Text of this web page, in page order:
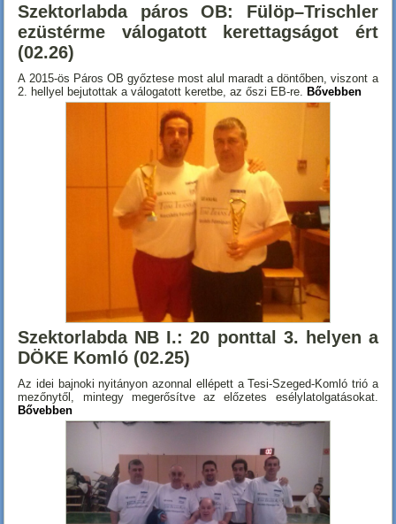
Szektorlabda páros OB: Fülöp–Trischler
ezüstérme válogatott kerettagságot ért
(02.26)
A 2015-ös Páros OB győztese most alul maradt a döntőben, viszont a
2. hellyel bejutottak a válogatott keretbe, az őszi EB-re.Bővebben
Szektorlabda NB I.: 20 ponttal 3. helyen a
DÖKE Komló (02.25)
Az idei bajnoki nyitányon azonnal ellépett a Tesi-Szeged-Komló trió a
mezőnytől, mintegy megerősítve az előzetes esélylatolgatásokat.
Bővebben